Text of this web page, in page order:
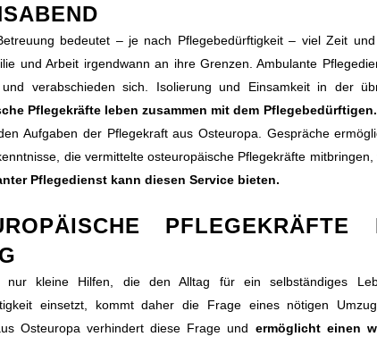
bedeutet – je nach Pflegebedürftigkeit – viel Zeit
und Arbeit irgendwann an ihre Grenzen. Ambulante
und verabschieden sich. Isolierung und Einsamkeit in der
Pflegekräfte leben zusammen mit dem Pflegebedürftigen.
Aufgaben der Pflegekraft aus Osteuropa. Gespräche
die vermittelte osteuropäische Pflegekräfte
Pflegedienst kann diesen Service bieten.
kleine Hilfen, die den Alltag für ein selbständiges
einsetzt, kommt daher die Frage eines nötigen
Osteuropa verhindert diese Frage und ermöglicht einen